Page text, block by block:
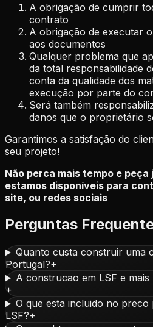
A obrigação de cumprir
contrato
A obrigação de executar
aos documentos
Qualquer problema que
da total responsabilidade
conta da qualidade dos
execução por parte do
Será também
danos que o proprietário
Garantimos a satisfação do
seu projeto!
Não perca mais tempo e
estamos disponíveis para
site, ou redes sociais
Perguntas
Quanto custa construir uma
Portugal?+
A construcao em LSF e
+
O que esta incluido no preco
LSF?+